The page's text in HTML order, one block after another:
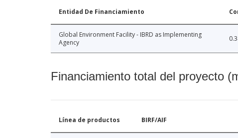
Entidad De Financiamiento
Global Environment Facility - IBRD as Implementing
Agency
Financiamiento total del proyecto
Línea de productos BIRF/AIF